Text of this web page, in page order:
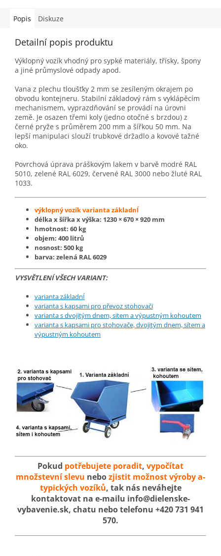
Popis Diskuze
Detailní popis produktu
Výklopný vozík vhodný pro sypké materiály, třísky, špony
a jiné průmyslové odpady apod.
Vana z plechu tloušťky 2 mm se zesíleným okrajem po
obvodu kontejneru. Stabilní základový rám s vyklápěcím
mechanismem, vyprazdňování se provádí na úrovni
země. Je osazen třemi koly (jedno otočné s brzdou) z
černé pryže s průměrem 200 mm a šířkou 50 mm. Na
lepší manipulaci slouží trubkové držadlo a kovové tažné
oko.
Povrchová úprava práškovým lakem v barvě modré RAL
5010, zelené RAL 6029, červené RAL 3000 nebo žluté RAL
1033.
výklopný vozík varianta základnÍ
délka x šířka x výška: 1230 × 670 × 920 mm
hmotnost: 60 kg
objem: 400 litrů
nosnost: 500 kg
barva: zelená RAL 6029
VYSVĚTLENÍ VŠECH VARIANT:
varianta základnÍ
varianta s kapsami pro převoz stohovači
varianta s dvojitým dnem, sitem a výpustným kohoutem
varianta s kapsami pro stohovače, dvojitým dnem, sítem a
výpustným kohoutem
Pokud potřebujete poradit, vypočítat
množstevní slevu nebozjistit možnost výroby a-
typických vozíků, tak nás neváhejte
kontaktovat na e-mailu info@dielenske-
vybavenie.sk, chatu nebo telefonu +420 731 941
570.